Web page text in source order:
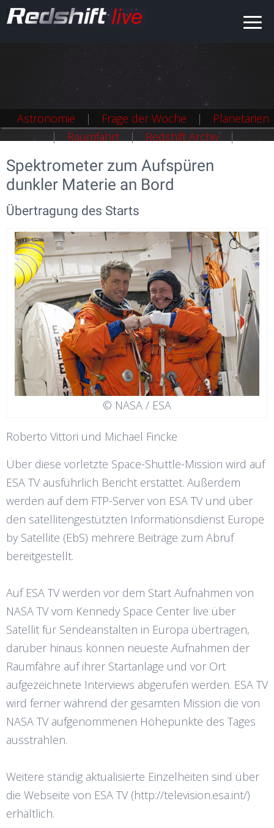
Astronomie Frage der Woche
Planetarien
Raumfahrt
Redshift Archiv
Spektrometer zum Aufspüren
dunkler Materie an Bord
Übertragung des Starts
© NASA / ESA
Roberto Vittori und Michael Fincke
Über diese vorletzte Space-Shuttle-Mission wird auf
ESA TV ausführlich Bericht erstattet. Außerdem
werden auf dem FTP-Server von ESA TV und über
den satellitengestützten Informationsdienst Europe
by Satellite (EbS) mehrere Beiträge zum Abruf
bereitgestellt.
Auf ESA TV werden vor dem Start Aufnahmen von
NASA TV vom Kennedy Space Center live über
Satellit für Sendeanstalten in Europa übertragen,
darüber hinaus können neueste Aufnahmen der
Raumfähre auf ihrer Startanlage und vor Ort
aufgezeichnete Interviews abgerufen werden. ESA TV
wird ferner während der gesamten Mission die von
NASA TV aufgenommenen Höhepunkte des Tages
ausstrahlen.
Weitere ständig aktualisierte Einzelheiten sind über
die Webseite von ESA TV (http://television.esa.int/)
erhältlich.